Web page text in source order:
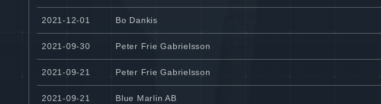
2021-12-01 Bo Dankis
2021-09-30 Peter Frie Gabrielsson
2021-09-21 Peter Frie Gabrielsson
2021-09-21 Blue Marlin AB